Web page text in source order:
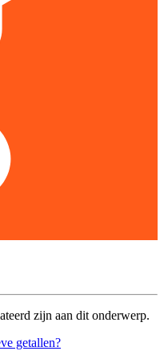
zijn aan dit onderwerp.
getallen?